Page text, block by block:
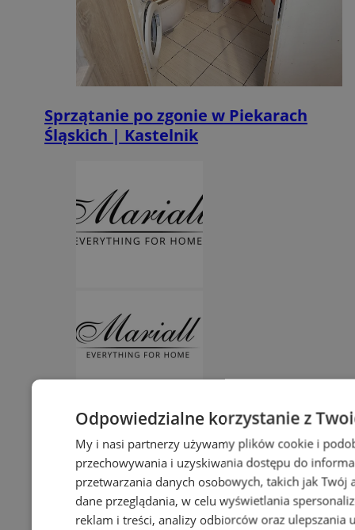
Sprzątanie po zgonie w Piekarach
Śląskich | Kastelnik
Odpowiedzialne korzystanie z
My i nasi partnerzy używamy plików cookie i
przechowywania i uzyskiwania dostępu do
przetwarzania danych osobowych, takich jak
dane przeglądania, w celu wyświetlania
reklam i treści, analizy odbiorców oraz ulepszania